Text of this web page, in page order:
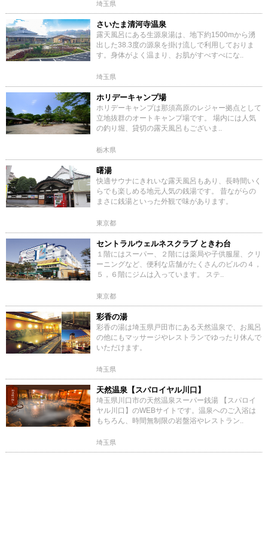
埼玉県
さいたま清河寺温泉
露天風呂にある生源泉湯は、地下約1500mから湧
出した38.3度の源泉を掛け流しで利用しておりま
す。身体がよく温まり、お肌がすべすべにな..
埼玉県
ホリデーキャンプ場
ホリデーキャンプは那須高原のレジャー拠点として
立地抜群のオートキャンプ場です。 場内には人気
の釣り堀、貸切の露天風呂もございま..
栃木県
曙湯
快適サウナにきれいな露天風呂もあり、長時間いく
らでも楽しめる地元人気の銭湯です。 昔ながらの
まさに銭湯といった外観で味があります。
東京都
セントラルウェルネスクラブ ときわ台
１階にはスーパー、２階には薬局や子供服屋、クリ
ーニングなど、便利な店舗がたくさんのビルの４，
５，６階にジムは入っています。 ステ..
東京都
彩香の湯
彩香の湯は埼玉県戸田市にある天然温泉で、お風呂
の他にもマッサージやレストランでゆったり休んで
いただけます。
埼玉県
天然温泉【スパロイヤル川口】
埼玉県川口市の天然温泉スーパー銭湯 【スパロイ
ヤル川口】のWEBサイトです。温泉へのご入浴は
もちろん、時間無制限の岩盤浴やレストラン..
埼玉県